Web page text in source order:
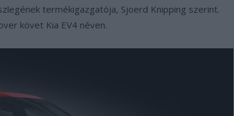
termékigazgatója, Sjoerd Knipping szerint.
követ Kia EV4 néven.